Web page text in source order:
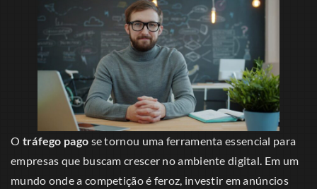
O tráfego pago se tornou uma ferramenta essencial para
empresas que buscam crescer no ambiente digital. Em um
mundo onde a competição é feroz, investir em anúncios